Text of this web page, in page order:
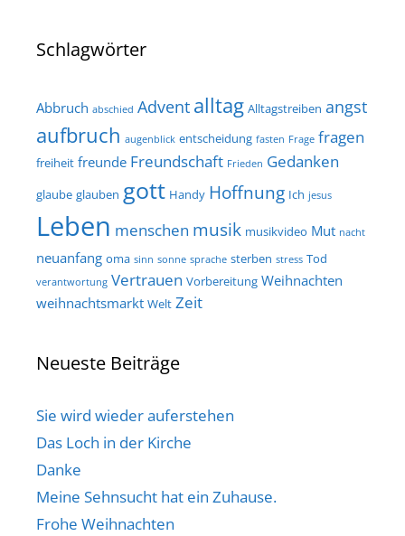
Schlagwörter
Abbruch abschied Advent alltag Alltagstreiben angst
aufbruch augenblick entscheidung fasten Frage fragen
freiheit freunde Freundschaft Frieden Gedanken
glaube glauben gott Handy Hoffnung Ich jesus
Leben menschen musik musikvideo Mut nacht
neuanfang oma sinn sonne sprache sterben stress Tod
verantwortung Vertrauen Vorbereitung Weihnachten
weihnachtsmarkt Welt Zeit
Neueste Beiträge
Sie wird wieder auferstehen
Das Loch in der Kirche
Danke
Meine Sehnsucht hat ein Zuhause.
Frohe Weihnachten